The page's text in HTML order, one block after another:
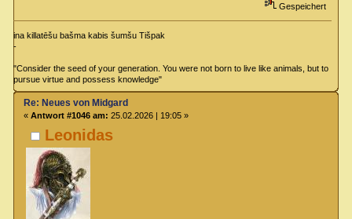
Gespeichert
ina killatēšu bašma kabis šumšu Tišpak
-
"Consider the seed of your generation. You were not born to live like animals, but to
pursue virtue and possess knowledge"
Leonidas
Re: Neues von Midgard
« Antwort #1046 am: 25.02.2026 | 19:05 »